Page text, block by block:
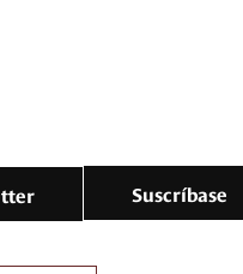
Suscríbase